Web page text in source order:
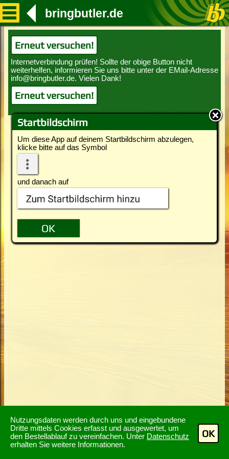
Nutzungsdaten werden durch uns und eingebundene
Dritte mittels Cookies erfasst und ausgewertet, um
den Bestellablauf zu vereinfachen. Unter Datenschutz
erhalten Sie weitere Informationen.
OK
Startbildschirm
Um diese App auf deinem Startbildschirm abzulegen,
klicke bitte auf das Symbol
und danach auf
bringbutler.de
Erneut versuchen!
Erneut versuchen!